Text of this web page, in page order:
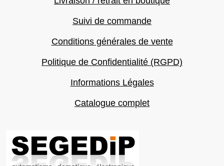
Suivi de commande
Conditions générales de vente
Politique de Confidentialité (RGPD)
Informations Légales
Catalogue complet